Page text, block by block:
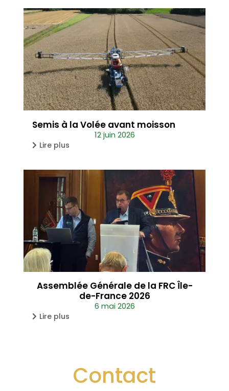
Semis à la Volée avant moisson
12 juin 2026
Lire plus
Assemblée Générale de la FRC Île-
de-France 2026
6 mai 2026
Lire plus
Contact